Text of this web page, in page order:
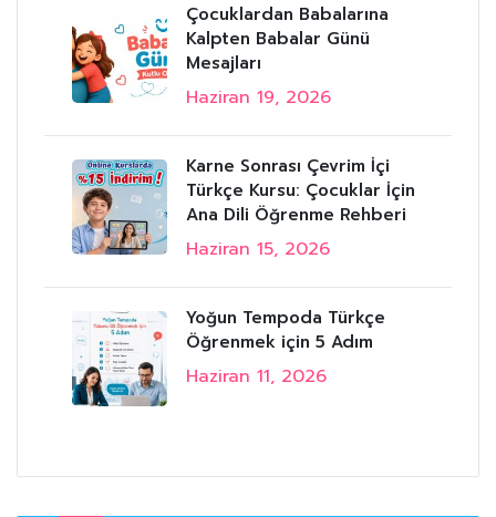
Çocuklardan Babalarına
Kalpten Babalar Günü
Mesajları
Haziran 19, 2026
Karne Sonrası Çevrim İçi
Türkçe Kursu: Çocuklar İçin
Ana Dili Öğrenme Rehberi
Haziran 15, 2026
Yoğun Tempoda Türkçe
Öğrenmek için 5 Adım
Haziran 11, 2026